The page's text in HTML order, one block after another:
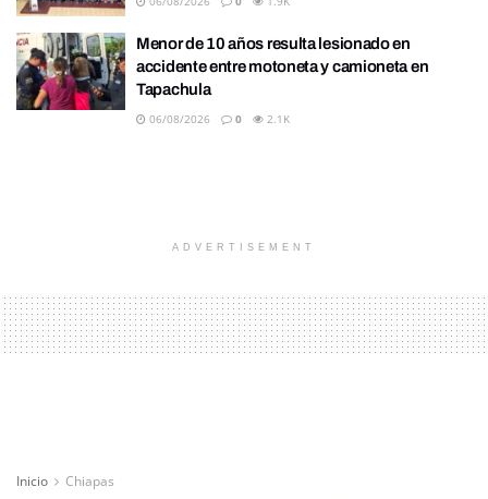
Menor de 10 años resulta lesionado en
accidente entre motoneta y camioneta en
Tapachula
06/08/2026 0 2.1K
ADVERTISEMENT
Inicio Chiapas